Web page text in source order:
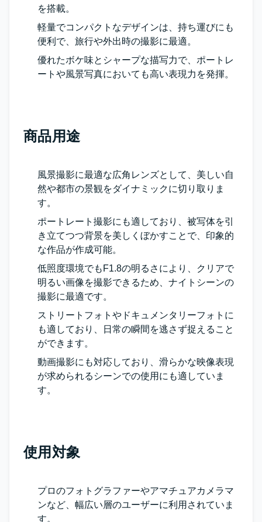
を搭載。
軽量でコンパクトなデザインは、持ち運びにも
便利で、旅行や外出時の撮影に最適。
優れたボケ味とシャープな描写力で、ポートレ
ートや風景写真においても高い表現力を発揮。
商品用途
風景撮影に最適な広角レンズとして、美しい自
然や都市の景観をダイナミックに切り取りま
す。
ポートレート撮影にも適しており、被写体を引
き立てつつ背景を美しくぼかすことで、印象的
な作品が作成可能。
低照度環境でもF1.8の明るさにより、クリアで
明るい画像を撮影できるため、ナイトシーンの
撮影に最適です。
ストリートフォトやドキュメンタリーフォトに
も適しており、日常の瞬間を逃さず捉えること
ができます。
動画撮影にも対応しており、滑らかな映像表現
が求められるシーンでの使用にも適していま
す。
使用対象
プロのフォトグラファーやアマチュアカメラマ
ンなど、幅広い層のユーザーに利用されていま
す。